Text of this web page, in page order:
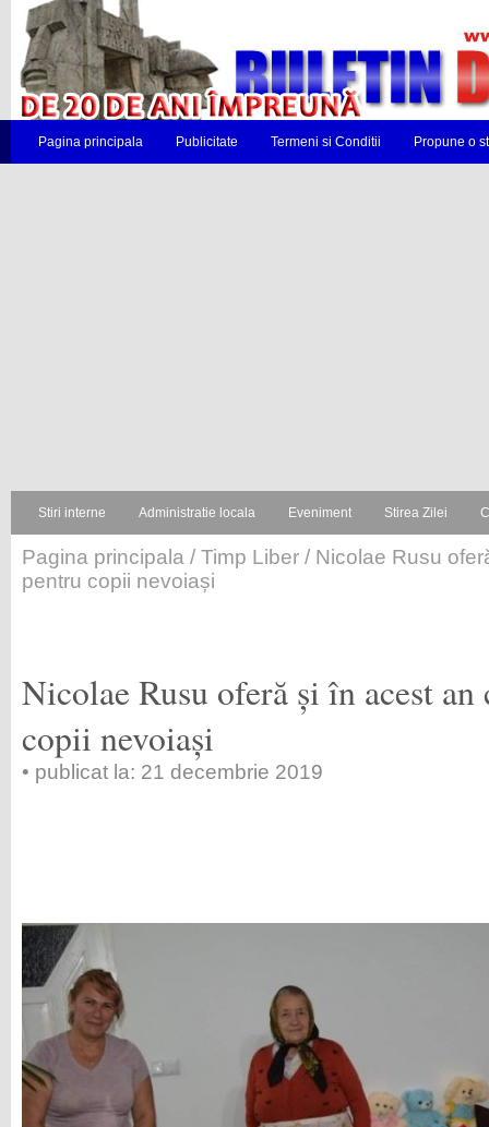
Pagina principala Publicitate Termeni si Conditii Propune o
Stiri interne Administratie locala Eveniment Stirea Zilei
Pagina principala / Timp Liber / Nicolae Rusu
pentru copii nevoiași
Nicolae Rusu oferă și în acest
copii nevoiași
• publicat la: 21 decembrie 2019